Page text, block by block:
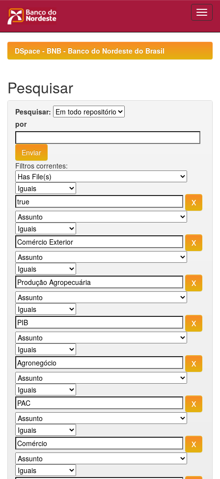
navigationDSpace - BNB - Banco do Nordeste do Brasil
Pesquisar
Pesquisar:
por
Filtros correntes: